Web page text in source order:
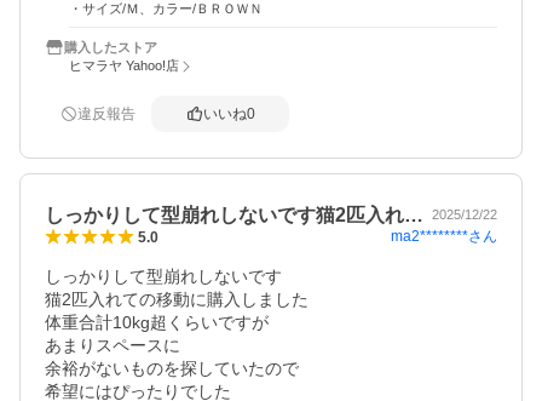
・サイズ/Ｍ、カラー/ＢＲＯＷＮ
購入したストア
ヒマラヤ Yahoo!店
違反報告 いいね0
しっかりして型崩れしないです猫2匹入れ… 2025/12/22
5.0 ma2********さん
しっかりして型崩れしないです
猫2匹入れての移動に購入しました
体重合計10kg超くらいですが
あまりスペースに
余裕がないものを探していたので